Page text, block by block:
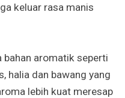
keluar rasa manis
bahan aromatik seperti
halia dan bawang yang
lebih kuat meresap